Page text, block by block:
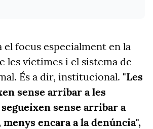
el focus especialment en la
les víctimes i el sistema de
És a dir, institucional. "Les
sense arribar a les
sense arribar a
encara a la denúncia",